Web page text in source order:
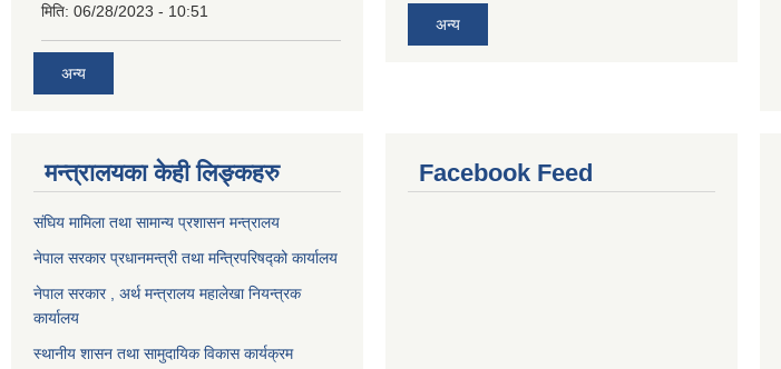
मिति: 06/28/2023 - 10:51
अन्य
अन्य
मन्त्रालयका केही लिङ्कहरु
संघिय मामिला तथा सामान्य प्रशासन मन्त्रालय
नेपाल सरकार प्रधानमन्त्री तथा मन्त्रिपरिषद्को कार्यालय
नेपाल सरकार , अर्थ मन्त्रालय महालेखा नियन्त्रक
कार्यालय
स्थानीय शासन तथा सामुदायिक विकास कार्यक्रम
Facebook Feed